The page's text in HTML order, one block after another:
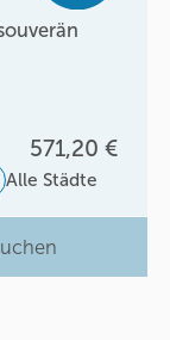
571,20 €
Alle Städte